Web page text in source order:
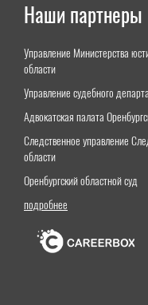
Наши партнеры
Управление Министерства
области
Управление судебного
Адвокатская палата
Следственное управление
области
Оренбургский областной суд
подробнее